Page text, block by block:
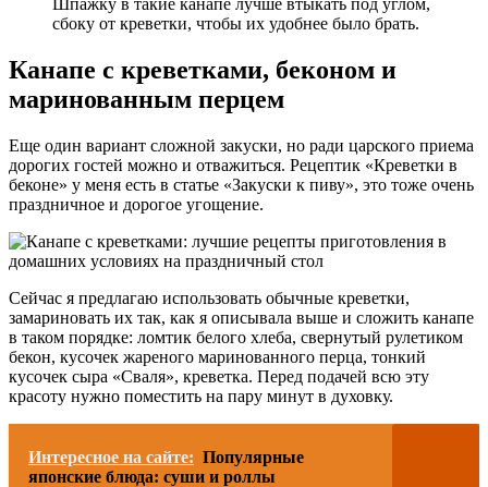
Шпажку в такие канапе лучше втыкать под углом,
сбоку от креветки, чтобы их удобнее было брать.
Канапе с креветками, беконом и
маринованным перцем
Еще один вариант сложной закуски, но ради царского приема
дорогих гостей можно и отважиться. Рецептик «Креветки в
беконе» у меня есть в статье «Закуски к пиву», это тоже очень
праздничное и дорогое угощение.
Сейчас я предлагаю использовать обычные креветки,
замариновать их так, как я описывала выше и сложить канапе
в таком порядке: ломтик белого хлеба, свернутый рулетиком
бекон, кусочек жареного маринованного перца, тонкий
кусочек сыра «Сваля», креветка. Перед подачей всю эту
красоту нужно поместить на пару минут в духовку.
Интересное на сайте: Популярные
японские блюда: суши и роллы